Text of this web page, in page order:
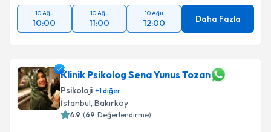
10 Ağu
10:00
10 Ağu
11:00
10 Ağu
12:00 Daha Fazla
Klinik Psikolog Sena Yunus Tozan
Psikoloji +1diğer
İstanbul, Bakırköy
4.9 (69 Değerlendirme)